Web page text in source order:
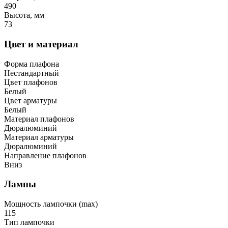
490
Высота, мм
73
Цвет и материал
Форма плафона
Нестандартный
Цвет плафонов
Белый
Цвет арматуры
Белый
Материал плафонов
Дюралюминий
Материал арматуры
Дюралюминий
Направление плафонов
Вниз
Лампы
Мощность лампочки (max)
115
Тип лампочки